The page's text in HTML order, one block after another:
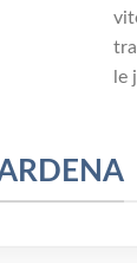
le